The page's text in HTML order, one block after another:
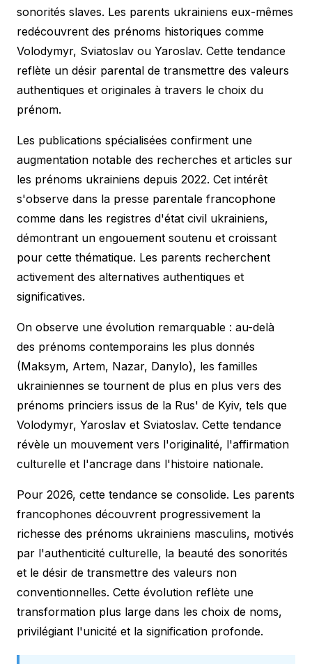
sonorités slaves. Les parents ukrainiens eux-mêmes
redécouvrent des prénoms historiques comme
Volodymyr, Sviatoslav ou Yaroslav. Cette tendance
reflète un désir parental de transmettre des valeurs
authentiques et originales à travers le choix du
prénom.
Les publications spécialisées confirment une
augmentation notable des recherches et articles sur
les prénoms ukrainiens depuis 2022. Cet intérêt
s'observe dans la presse parentale francophone
comme dans les registres d'état civil ukrainiens,
démontrant un engouement soutenu et croissant
pour cette thématique. Les parents recherchent
activement des alternatives authentiques et
significatives.
On observe une évolution remarquable : au-delà
des prénoms contemporains les plus donnés
(Maksym, Artem, Nazar, Danylo), les familles
ukrainiennes se tournent de plus en plus vers des
prénoms princiers issus de la Rus' de Kyiv, tels que
Volodymyr, Yaroslav et Sviatoslav. Cette tendance
révèle un mouvement vers l'originalité, l'affirmation
culturelle et l'ancrage dans l'histoire nationale.
Pour 2026, cette tendance se consolide. Les parents
francophones découvrent progressivement la
richesse des prénoms ukrainiens masculins, motivés
par l'authenticité culturelle, la beauté des sonorités
et le désir de transmettre des valeurs non
conventionnelles. Cette évolution reflète une
transformation plus large dans les choix de noms,
privilégiant l'unicité et la signification profonde.